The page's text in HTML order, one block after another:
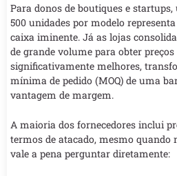
Para donos de boutiques e
500 unidades por modelo
caixa iminente. Já as lojas
de grande volume para obter
significativamente melhores,
mínima de pedido (MOQ) de uma
vantagem de margem.
A maioria dos fornecedores inclui
termos de atacado, mesmo quando
vale a pena perguntar diretamente: